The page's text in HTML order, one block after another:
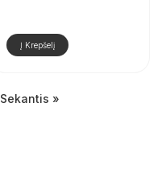
Į Krepšelį
Sekantis »